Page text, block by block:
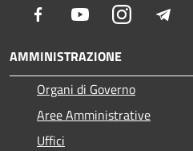
Facebook YoutubeInstagram
AMMINISTRAZIONE
Organi di Governo
Aree Amministrative
Uffici